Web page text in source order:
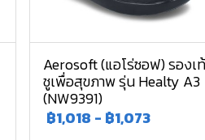
Aerosoft (แอโร่ซอฟ) รองเ
ชูเพื่อสุขภาพ รุ่น Healty A3
(NW9391)
฿1,018 - ฿1,073